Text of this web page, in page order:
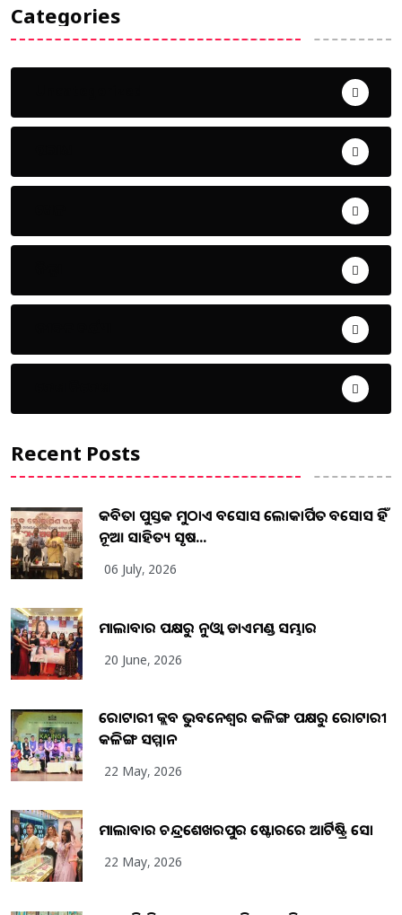
Categories
Recent Posts
କବିତା ପୁସ୍ତକ ମୁଠାଏ ଅବସୋସ ଲୋକାର୍ପିତ ଅବସୋସ ହିଁ
ନୂଆ ସାହିତ୍ୟ ସୃଷ...
06 July, 2026
ମାଲାବାର ପକ୍ଷରୁ ନୁଓ୍ବା ଡାଏମଣ୍ଡ ସମ୍ଭାର
20 June, 2026
ରୋଟାରୀ କ୍ଲବ ଭୁବନେଶ୍ୱର କଳିଙ୍ଗ ପକ୍ଷରୁ ରୋଟାରୀ
କଳିଙ୍ଗ ସମ୍ମାନ
22 May, 2026
ମାଲାବାର ଚନ୍ଦ୍ରଶେଖରପୁର ଷ୍ଟୋରରେ ଆର୍ଟିଷ୍ଟ୍ରି ସୋ
22 May, 2026